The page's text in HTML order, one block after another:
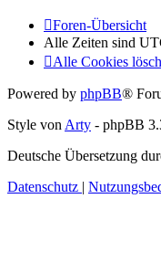
Foren-Übersicht
Alle Zeiten sind
Alle Cookies
Powered by phpBB®
Style von Arty - phpBB
Deutsche Übersetzung
Datenschutz |